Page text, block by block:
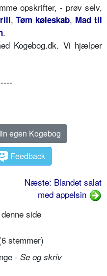
opskrifter, - prøv selv,
,Tøm køleskab, Mad til
.
Kogebog.dk. Vi hjælper
egen Kogebog
Feedback
Næste: Blandet salat
med appelsin
side
6 stemmer)
- Se og skriv